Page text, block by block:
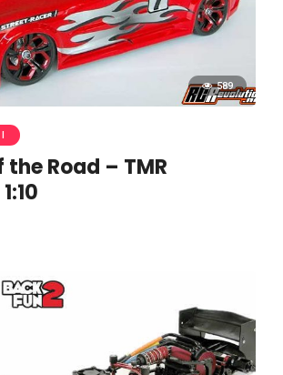
589
the Road – TMR